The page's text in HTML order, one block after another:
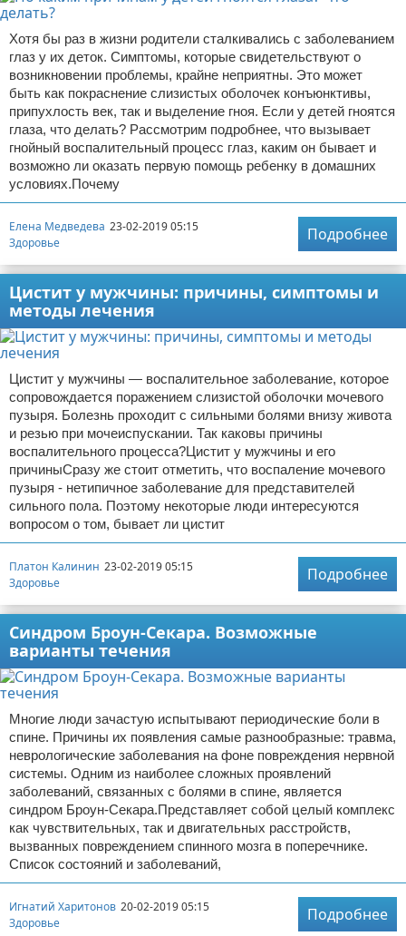
Хотя бы раз в жизни родители сталкивались с заболеванием
глаз у их деток. Симптомы, которые свидетельствуют о
возникновении проблемы, крайне неприятны. Это может
быть как покраснение слизистых оболочек конъюнктивы,
припухлость век, так и выделение гноя. Если у детей гноятся
глаза, что делать? Рассмотрим подробнее, что вызывает
гнойный воспалительный процесс глаз, каким он бывает и
возможно ли оказать первую помощь ребенку в домашних
условиях.Почему
Елена Медведева 23-02-2019 05:15
Здоровье
Подробнее
Цистит у мужчины: причины, симптомы и
методы лечения
Цистит у мужчины — воспалительное заболевание, которое
сопровождается поражением слизистой оболочки мочевого
пузыря. Болезнь проходит с сильными болями внизу живота
и резью при мочеиспускании. Так каковы причины
воспалительного процесса?Цистит у мужчины и его
причиныСразу же стоит отметить, что воспаление мочевого
пузыря - нетипичное заболевание для представителей
сильного пола. Поэтому некоторые люди интересуются
вопросом о том, бывает ли цистит
Платон Калинин 23-02-2019 05:15
Здоровье
Подробнее
Синдром Броун-Секара. Возможные
варианты течения
Многие люди зачастую испытывают периодические боли в
спине. Причины их появления самые разнообразные: травма,
неврологические заболевания на фоне повреждения нервной
системы. Одним из наиболее сложных проявлений
заболеваний, связанных с болями в спине, является
синдром Броун-Секара.Представляет собой целый комплекс
как чувствительных, так и двигательных расстройств,
вызванных повреждением спинного мозга в поперечнике.
Список состояний и заболеваний,
Игнатий Харитонов 20-02-2019 05:15
Здоровье
Подробнее